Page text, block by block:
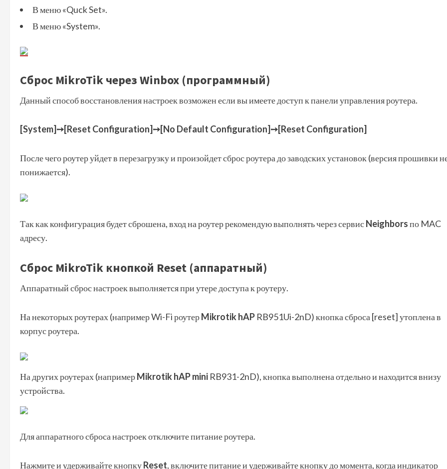
В меню «Quck Set».
В меню «System».
Сброс MikroTik через Winbox (программный)
Данный способ восстановления настроек возможен если вы имеете доступ к панели управления роутера.
[System]➙[Reset Configuration]➙[No Default Configuration]➙[Reset Configuration]
После чего роутер уйдет в перезагрузку и произойдет сброс роутера до заводских установок (версия прошивки
понижается).
Так как конфигурация будет сброшена, вход на роутер рекомендую выполнять через сервисNeighborsпо MAC
адресу.
Сброс MikroTik кнопкой Reset (аппаратный)
Аппаратный сброс настроек выполняется при утере доступа к роутеру.
На некоторых роутерах (например Wi-Fi роутерMikrotik hAP RB951Ui-2nD) кнопка сброса [reset] утоплена в
корпус роутера.
На других роутерах (напримерMikrotik hAP mini RB931-2nD), кнопка выполнена отдельно и находится внизу
устройства.
Для аппаратного сброса настроек отключите питание роутера.
Нажмите и удерживайте кнопкуReset, включите питание и удерживайте кнопку до момента, когда индикатор